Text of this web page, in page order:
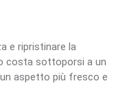
e ripristinare la
costa sottoporsi a un
aspetto più fresco e